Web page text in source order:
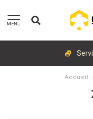
MENU
Accueil /